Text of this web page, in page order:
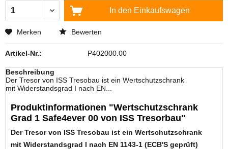
In den Einkaufswagen
Merken Bewerten
Artikel-Nr.: P402000.00
Beschreibung
Der Tresor von ISS Tresobau ist ein Wertschutzschrank
mit Widerstandsgrad I nach EN...
Produktinformationen "Wertschutzschrank
Grad 1 Safe4ever 00 von ISS Tresorbau"
Der Tresor von ISS Tresobau ist ein Wertschutzschrank
mit Widerstandsgrad I nach EN 1143-1 (ECB'S geprüft)